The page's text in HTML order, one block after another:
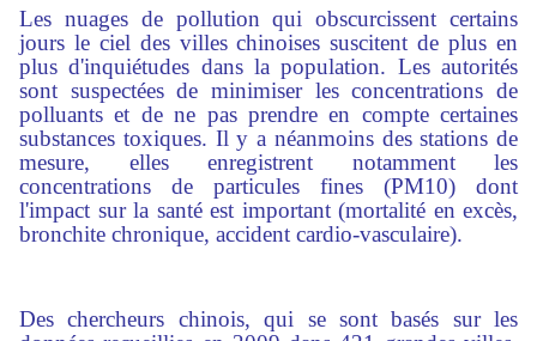
Les nuages de pollution qui obscurcissent certains
jours le ciel des villes chinoises suscitent de plus en
plus d'inquiétudes dans la population. Les autorités
sont suspectées de minimiser les concentrations de
polluants et de ne pas prendre en compte certaines
substances toxiques. Il y a néanmoins des stations de
mesure, elles enregistrent notamment les
concentrations de particules fines (PM10) dont
l'impact sur la santé est important (mortalité en excès,
bronchite chronique, accident cardio-vasculaire).
Des chercheurs chinois, qui se sont basés sur les